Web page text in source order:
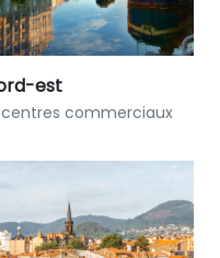
est
centres commerciaux